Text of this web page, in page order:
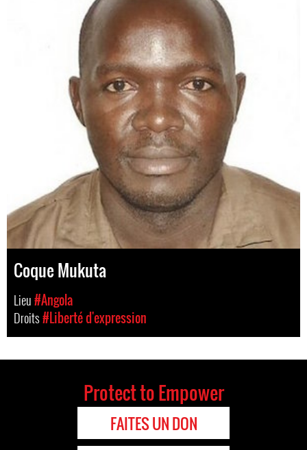
Coque Mukuta
Lieu#Angola
Droits#Liberté d'expression
Protect to Empower
FAITES UN DON